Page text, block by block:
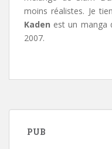
moins réalistes. Je
Kaden est un manga
2007.
PUB